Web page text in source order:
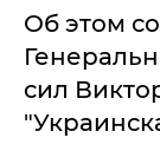
Об этом
сил